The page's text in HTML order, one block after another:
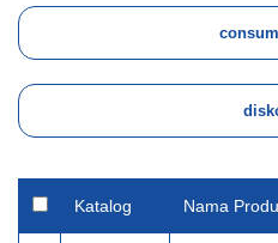
Katalog Nama